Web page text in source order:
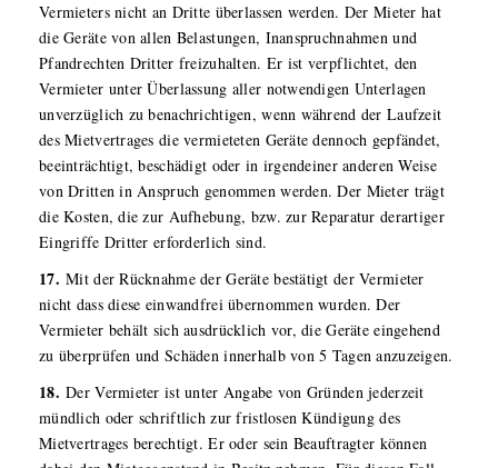
Vermieters nicht an Dritte überlassen werden. Der Mieter hat
die Geräte von allen Belastungen, Inanspruchnahmen und
Pfandrechten Dritter freizuhalten. Er ist verpflichtet, den
Vermieter unter Überlassung aller notwendigen Unterlagen
unverzüglich zu benachrichtigen, wenn während der Laufzeit
des Mietvertrages die vermieteten Geräte dennoch gepfändet,
beeinträchtigt, beschädigt oder in irgendeiner anderen Weise
von Dritten in Anspruch genommen werden. Der Mieter trägt
die Kosten, die zur Aufhebung, bzw. zur Reparatur derartiger
Eingriffe Dritter erforderlich sind.
17.Mit der Rücknahme der Geräte bestätigt der Vermieter
nicht dass diese einwandfrei übernommen wurden. Der
Vermieter behält sich ausdrücklich vor, die Geräte eingehend
zu überprüfen und Schäden innerhalb von 5 Tagen anzuzeigen.
18.Der Vermieter ist unter Angabe von Gründen jederzeit
mündlich oder schriftlich zur fristlosen Kündigung des
Mietvertrages berechtigt. Er oder sein Beauftragter können